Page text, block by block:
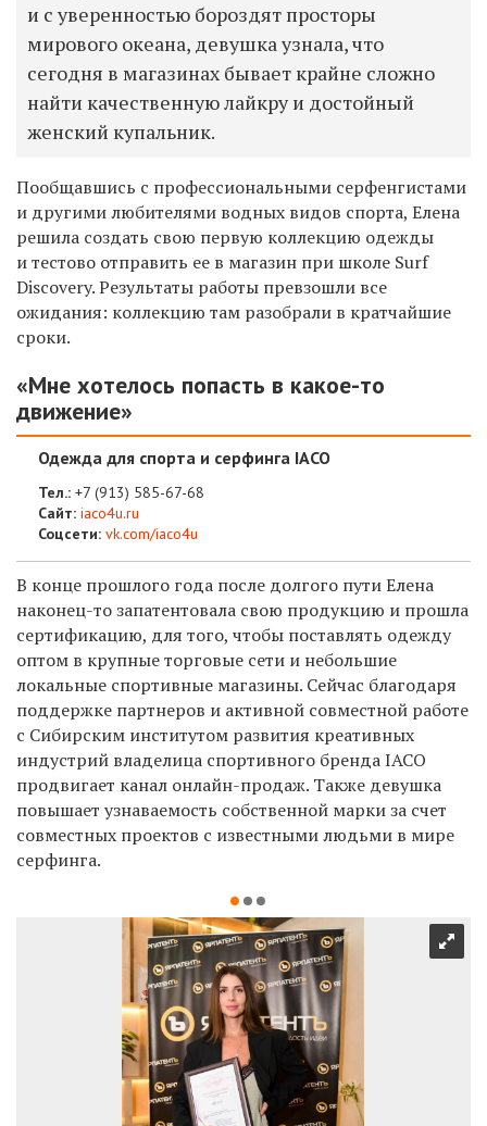
и с уверенностью бороздят просторы
мирового океана, девушка узнала, что
сегодня в магазинах бывает крайне сложно
найти качественную лайкру и достойный
женский купальник.
Пообщавшись с профессиональными серфенгистами
и другими любителями водных видов спорта, Елена
решила создать свою первую коллекцию одежды
и тестово отправить ее в магазин при школе Surf
Discovery. Результаты работы превзошли все
ожидания: коллекцию там разобрали в кратчайшие
сроки.
«Мне хотелось попасть в какое-то
движение»
Одежда для спорта и серфинга IACO
Тел.: +7 (913) 585-67-68
Сайт: iaco4u.ru
Соцсети: vk.com/iaco4u
В конце прошлого года после долгого пути Елена
наконец-то запатентовала свою продукцию и прошла
сертификацию, для того, чтобы поставлять одежду
оптом в крупные торговые сети и небольшие
локальные спортивные магазины. Сейчас благодаря
поддержке партнеров и активной совместной работе
с Сибирским институтом развития креативных
индустрий владелица спортивного бренда IACO
продвигает канал онлайн-продаж. Также девушка
повышает узнаваемость собственной марки за счет
совместных проектов с известными людьми в мире
серфинга.